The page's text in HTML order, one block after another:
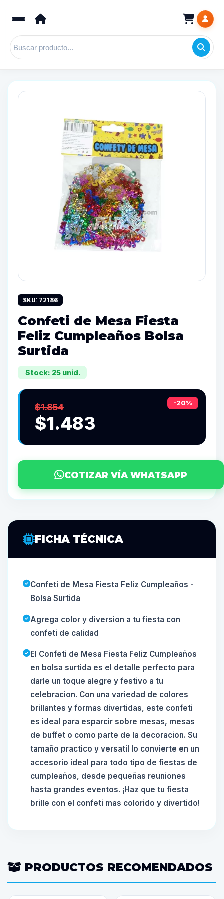
SKU: 72186
Confeti de Mesa Fiesta
Feliz Cumpleaños Bolsa
Surtida
Stock: 25 unid.
-20%
$1.854
$1.483
COTIZAR VÍA WHATSAPP
FICHA TÉCNICA
Confeti de Mesa Fiesta Feliz Cumpleaños -
Bolsa Surtida
Agrega color y diversion a tu fiesta con
confeti de calidad
El Confeti de Mesa Fiesta Feliz Cumpleaños
en bolsa surtida es el detalle perfecto para
darle un toque alegre y festivo a tu
celebracion. Con una variedad de colores
brillantes y formas divertidas, este confeti
es ideal para esparcir sobre mesas, mesas
de buffet o como parte de la decoracion. Su
tamaño practico y versatil lo convierte en un
accesorio ideal para todo tipo de fiestas de
cumpleaños, desde pequeñas reuniones
hasta grandes eventos. ¡Haz que tu fiesta
brille con el confeti mas colorido y divertido!
PRODUCTOS RECOMENDADOS